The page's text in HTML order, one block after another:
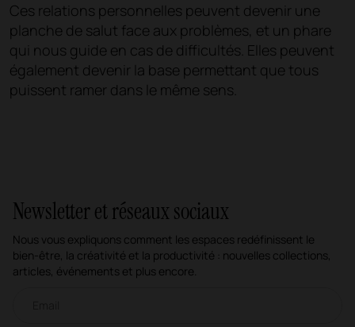
Ces relations personnelles peuvent devenir une
planche de salut face aux problèmes, et un phare
qui nous guide en cas de difficultés. Elles peuvent
également devenir la base permettant que tous
puissent ramer dans le même sens.
Newsletter et réseaux sociaux
Nous vous expliquons comment les espaces redéfinissent le
bien-être, la créativité et la productivité : nouvelles collections,
articles, événements et plus encore.